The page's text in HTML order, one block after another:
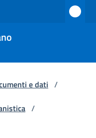
e dati /
/